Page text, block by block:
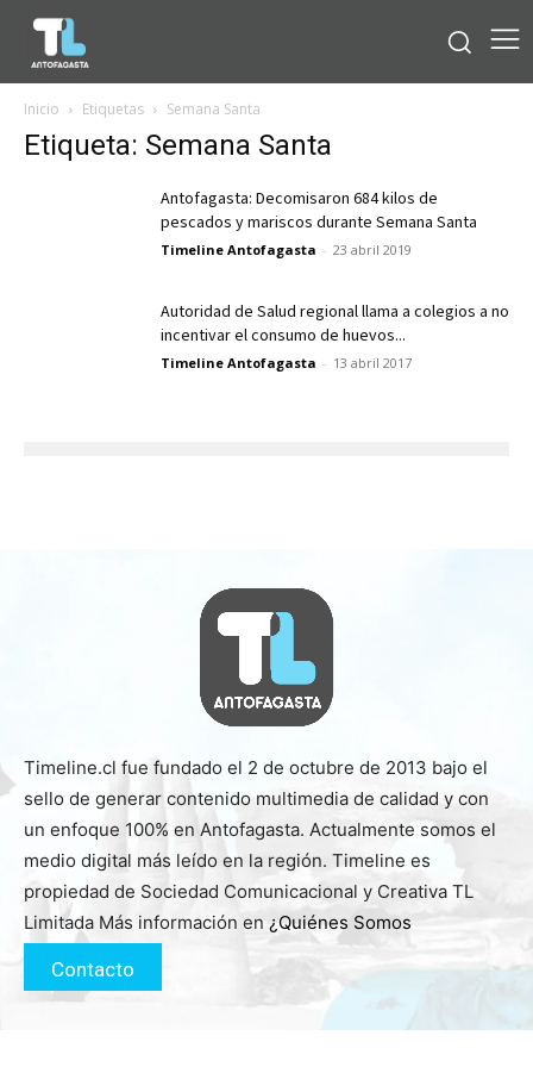
Inicio Etiquetas Semana Santa
Etiqueta: Semana Santa
Antofagasta: Decomisaron 684 kilos de
pescados y mariscos durante Semana Santa
Timeline Antofagasta - 23 abril 2019
Autoridad de Salud regional llama a colegios a no
incentivar el consumo de huevos...
Timeline Antofagasta - 13 abril 2017
Timeline.cl fue fundado el 2 de octubre de 2013 bajo el
sello de generar contenido multimedia de calidad y con
un enfoque 100% en Antofagasta. Actualmente somos el
medio digital más leído en la región. Timeline es
propiedad de Sociedad Comunicacional y Creativa TL
Limitada Más información en ¿Quiénes Somos
Contacto